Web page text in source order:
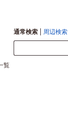
通常検索 周辺検索
覧